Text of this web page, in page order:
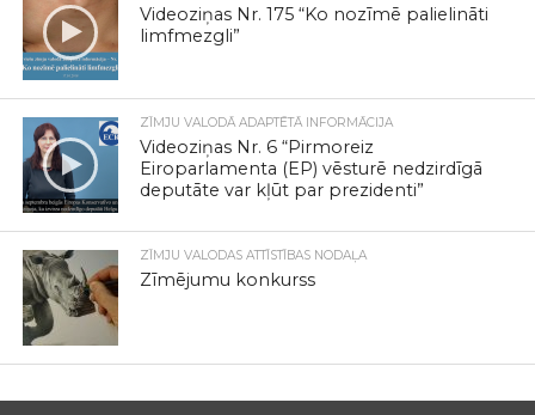
Videoziņas Nr. 175 “Ko nozīmē palielināti
limfmezgli”
ZĪMJU VALODĀ ADAPTĒTĀ INFORMĀCIJA
Videoziņas Nr. 6 “Pirmoreiz
Eiroparlamenta (EP) vēsturē nedzirdīgā
deputāte var kļūt par prezidenti”
ZĪMJU VALODAS ATTĪSTĪBAS NODAĻA
Zīmējumu konkurss